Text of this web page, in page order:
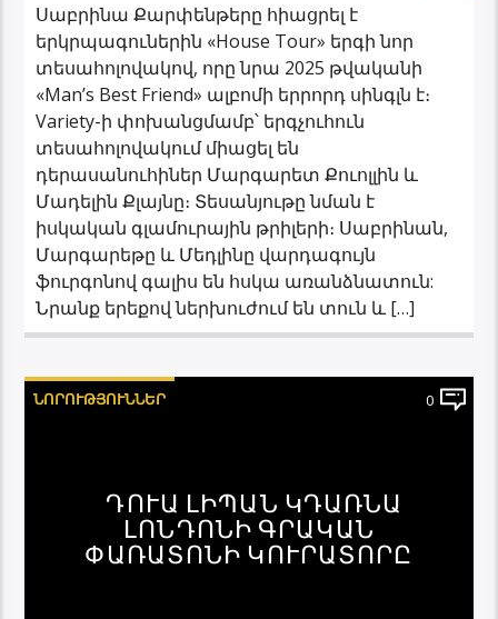
Սաբրինա Քարփենթերը հիացրել է
երկրպագուներին «House Tour» երգի նոր
տեսահոլովակով, որը նրա 2025 թվականի
«Man’s Best Friend» ալբոմի երրորդ սինգլն է։
Variety-ի փոխանցմամբ՝ երգչուհուն
տեսահոլովակում միացել են
դերասանուհիներ Մարգարետ Քուոլլին և
Մադելին Քլայնը։ Տեսանյութը նման է
իսկական գլամուրային թրիլերի։ Սաբրինան,
Մարգարեթը և Մեդլինը վարդագույն
ֆուրգոնով գալիս են հսկա առանձնատուն:
Նրանք երեքով ներխուժում են տուն և […]
ՆՈՐՈՒԹՅՈՒՆՆԵՐ 0
ԴՈՒԱ ԼԻՊԱՆ ԿԴԱՌՆԱ
ԼՈՆԴՈՆԻ ԳՐԱԿԱՆ
ՓԱՌԱՏՈՆԻ ԿՈՒՐԱՏՈՐԸ